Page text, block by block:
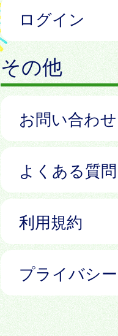
ログイン
その他
お問い合わせ
よくある質問
利用規約
プライバシ